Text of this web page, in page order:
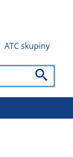
ATC skupiny